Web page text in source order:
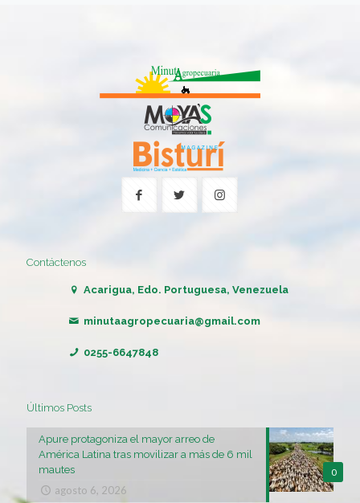
Contáctenos
Acarigua, Edo. Portuguesa, Venezuela
minutaagropecuaria@gmail.com
0255-6647848
Últimos Posts
0
Apure protagoniza el mayor arreo de
América Latina tras movilizar a más de 6 mil
mautes
agosto 6, 2026